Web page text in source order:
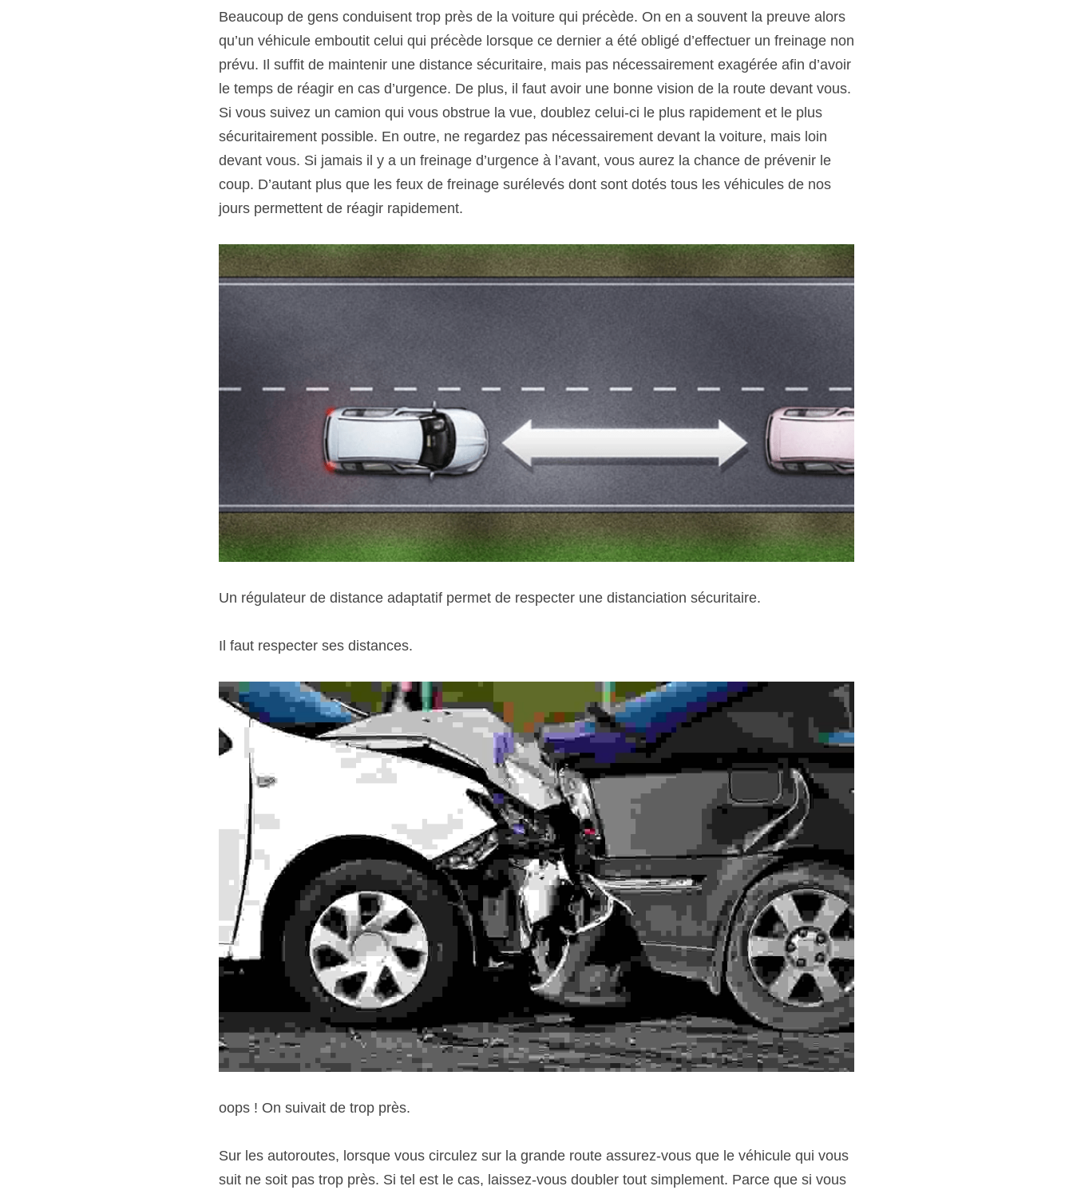
Beaucoup de gens conduisent trop près de la voiture qui précède. On en a souvent la preuve alors
qu’un véhicule emboutit celui qui précède lorsque ce dernier a été obligé d’effectuer un freinage non
prévu. Il suffit de maintenir une distance sécuritaire, mais pas nécessairement exagérée afin d’avoir
le temps de réagir en cas d’urgence. De plus, il faut avoir une bonne vision de la route devant vous.
Si vous suivez un camion qui vous obstrue la vue, doublez celui-ci le plus rapidement et le plus
sécuritairement possible. En outre, ne regardez pas nécessairement devant la voiture, mais loin
devant vous. Si jamais il y a un freinage d’urgence à l’avant, vous aurez la chance de prévenir le
coup. D’autant plus que les feux de freinage surélevés dont sont dotés tous les véhicules de nos
jours permettent de réagir rapidement.
Un régulateur de distance adaptatif permet de respecter une distanciation sécuritaire.
Il faut respecter ses distances.
oops ! On suivait de trop près.
Sur les autoroutes, lorsque vous circulez sur la grande route assurez-vous que le véhicule qui vous
suit ne soit pas trop près. Si tel est le cas, laissez-vous doubler tout simplement. Parce que si vous